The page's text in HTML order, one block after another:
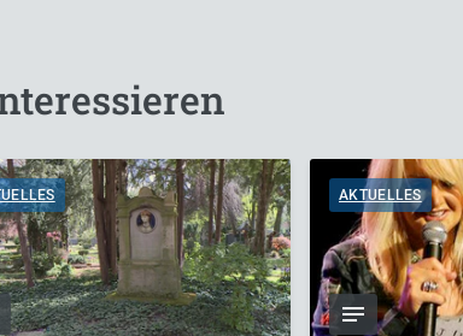
AKTUELLES